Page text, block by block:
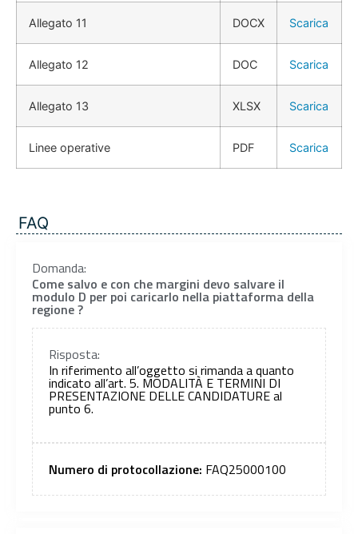
Allegato 11 DOCX Scarica
Allegato 12 DOC Scarica
Allegato 13 XLSX Scarica
Linee operative PDF Scarica
FAQ
Domanda:
Come salvo e con che margini devo salvare il
modulo D per poi caricarlo nella piattaforma della
regione ?
Risposta:
In riferimento all’oggetto si rimanda a quanto
indicato all’art. 5. MODALITÀ E TERMINI DI
PRESENTAZIONE DELLE CANDIDATURE al
punto 6.
Numero di protocollazione: FAQ25000100